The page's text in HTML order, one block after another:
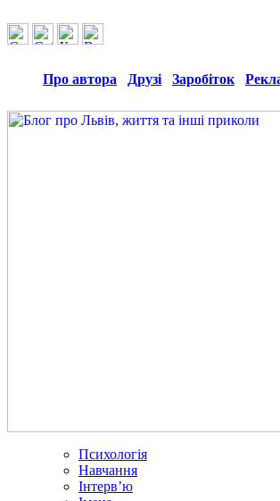
Про автора Друзі Заробіток
Психологія
Навчання
Інтерв’ю